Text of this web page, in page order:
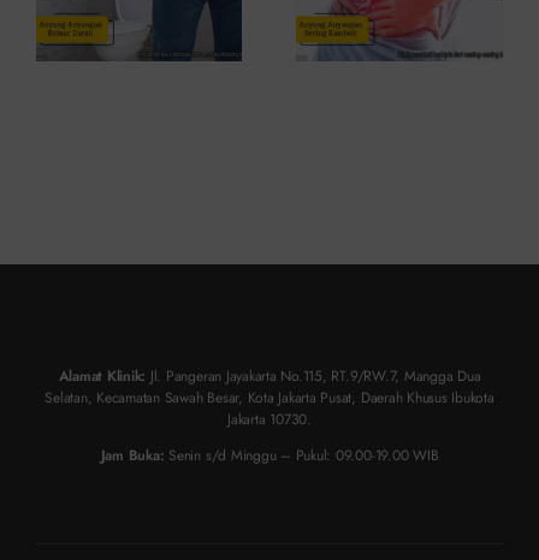
Alamat Klinik: Jl. Pangeran Jayakarta No.115, RT.9/RW.7, Mangga Dua
Selatan, Kecamatan Sawah Besar, Kota Jakarta Pusat, Daerah Khusus Ibukota
Jakarta 10730.
Jam Buka: Senin s/d Minggu – Pukul: 09.00-19.00 WIB